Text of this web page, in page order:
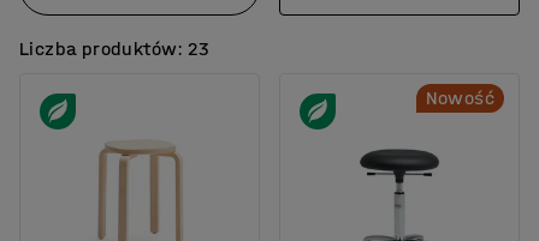
Liczba produktów: 23
Nowość